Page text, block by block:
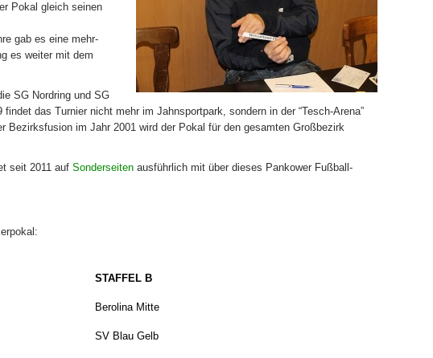
Pokal gleich seinen
gab es eine mehr-
es weiter mit dem
SG Nordring und SG
das Turnier nicht mehr im Jahnsportpark, sondern in der “Tesch-Arena”
Bezirksfusion im Jahr 2001 wird der Pokal für den gesamten Großbezirk
seit 2011 auf Sonderseiten ausführlich mit über dieses Pankower Fußball-
STAFFEL B
Berolina Mitte
SV Blau Gelb